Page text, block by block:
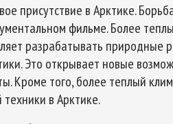
присутствие в Арктике.
фильме. Более
разрабатывать природные
Это открывает новые
Кроме того, более теплый
в Арктике.